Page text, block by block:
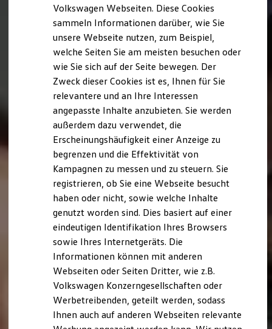
Batterie
Sicherheit
Nachhaltigkeit
Technologie
Kosten und Kauf
Kaufoptionen
E-Auto-Förderung
Software und Konnektivität
Die ID. Software 6
ID. Software Versionen und Updates
Digitale Extras
Schnittstellen zu Ihrem ID.
Hybridautos
Marke und Erlebnis
Volkswagen R und R Experience
R-Modelle
R Experience
Driving Experience
Volkswagen entdecken
Werkbesichtigung
Lifestyle Shop
T-Roc Kollektion
Golf Kollektion
ID. Kollektion
Volkswagen Kollektion
R-Kollektion
GTI Kollektion
Volkswagen Webseiten. Diese Cookies
sammeln Informationen darüber, wie Sie
unsere Webseite nutzen, zum Beispiel,
welche Seiten Sie am meisten besuchen oder
wie Sie sich auf der Seite bewegen. Der
Zweck dieser Cookies ist es, Ihnen für Sie
relevantere und an Ihre Interessen
angepasste Inhalte anzubieten. Sie werden
außerdem dazu verwendet, die
Erscheinungshäufigkeit einer Anzeige zu
begrenzen und die Effektivität von
Kampagnen zu messen und zu steuern. Sie
registrieren, ob Sie eine Webseite besucht
haben oder nicht, sowie welche Inhalte
genutzt worden sind. Dies basiert auf einer
eindeutigen Identifikation Ihres Browsers
sowie Ihres Internetgeräts. Die
Informationen können mit anderen
Webseiten oder Seiten Dritter, wie z.B.
Volkswagen Konzerngesellschaften oder
Werbetreibenden, geteilt werden, sodass
Ihnen auch auf anderen Webseiten relevante